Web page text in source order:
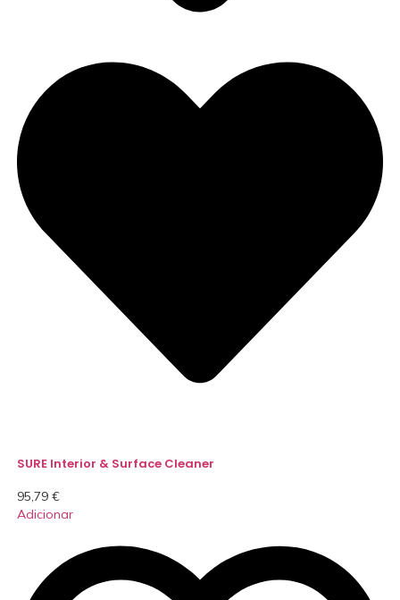
SURE Interior & Surface Cleaner
95,79 €
Adicionar